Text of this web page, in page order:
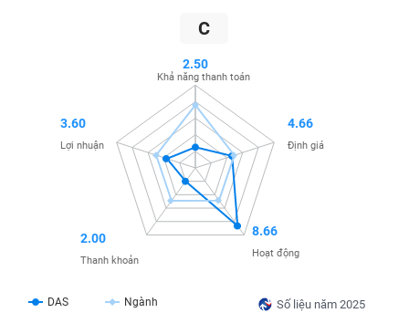
C
Số liệu năm 2025
DAS Ngành
2.50
Khả năng thanh toán
4.66
Định giá
8.66
Hoạt động
2.00
Thanh khoản
3.60
Lợi nhuận
CHÍNH
TIN